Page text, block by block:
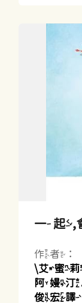
一起,
作者：
\艾蜜莉.
阿嫚汀.
俊宏譯